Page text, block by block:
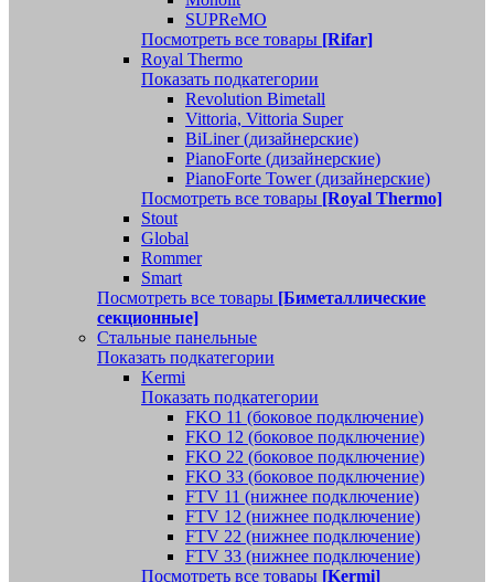
SUPReMO
Посмотреть все товары [Rifar]
Royal Thermo
Показать подкатегории
Revolution Bimetall
Vittoria, Vittoria Super
BiLiner (дизайнерские)
PianoForte (дизайнерские)
PianoForte Tower (дизайнерские)
Посмотреть все товары [Royal Thermo]
Stout
Global
Rommer
Smart
Посмотреть все товары [Биметаллические
секционные]
Стальные панельные
Показать подкатегории
Kermi
Показать подкатегории
FKO 11 (боковое подключение)
FKO 12 (боковое подключение)
FKO 22 (боковое подключение)
FKO 33 (боковое подключение)
FTV 11 (нижнее подключение)
FTV 12 (нижнее подключение)
FTV 22 (нижнее подключение)
FTV 33 (нижнее подключение)
Посмотреть все товары [Kermi]